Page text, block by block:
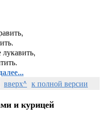
вверх^ к полной версии
и курицей